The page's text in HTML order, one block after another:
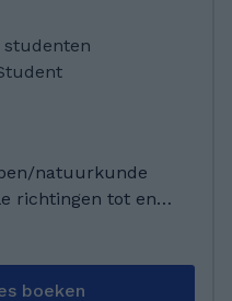
studenten
natuurkunde
richtingen tot en
Ik geef heel
boeken